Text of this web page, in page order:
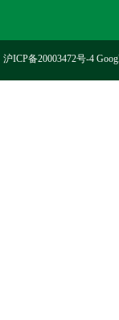
沪ICP备20003472号-4